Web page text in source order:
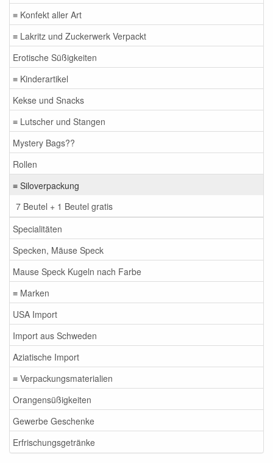
≡ Konfekt aller Art
≡ Lakritz und Zuckerwerk Verpackt
Erotische Süßigkeiten
≡ Kinderartikel
Kekse und Snacks
≡ Lutscher und Stangen
Mystery Bags??
Rollen
≡ Siloverpackung
7 Beutel + 1 Beutel gratis
Specialitäten
Specken, Mäuse Speck
Mause Speck Kugeln nach Farbe
≡ Marken
USA Import
Import aus Schweden
Aziatische Import
≡ Verpackungsmaterialien
Orangensüßigkeiten
Gewerbe Geschenke
Erfrischungsgetränke